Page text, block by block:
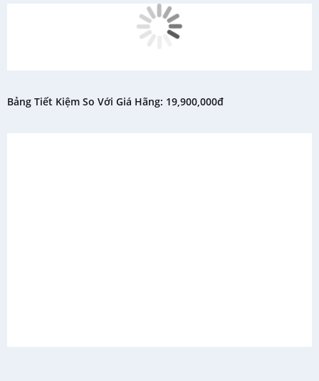
Bảng Tiết Kiệm So Với Giá Hãng: 19,900,000đ